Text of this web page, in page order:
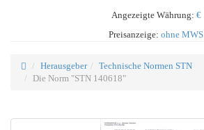
Angezeigte Währung: €
Preisanzeige: ohne MWS
Herausgeber
Technische Normen STN
Die Norm "STN 140618"